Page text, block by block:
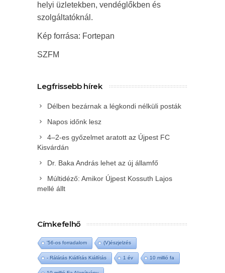
helyi üzletekben, vendéglőkben és
szolgáltatóknál.
Kép forrása: Fortepan
SZFM
Legfrissebb hírek
Délben bezárnak a légkondi nélküli posták
Napos időnk lesz
4–2-es győzelmet aratott az Újpest FC
Kisvárdán
Dr. Baka András lehet az új államfő
Múltidéző: Amikor Újpest Kossuth Lajos
mellé állt
Címkefelhő
'56-os forradalom (V)észjelzés
- Rálátás Kiállítás Kiállítás 1 év 10 millió fa